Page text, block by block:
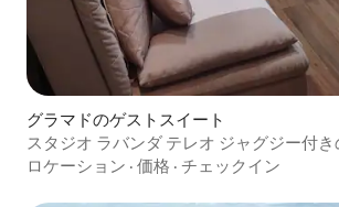
グラマドのゲストスイート
スタジオ ラバンダ テレオ ジャグジー付
ロケーション · 価格 · チェックイン